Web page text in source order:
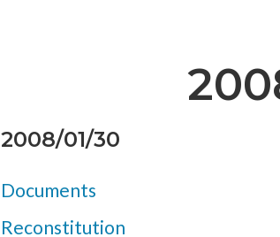
2008/01/30
Documents
Reconstitution